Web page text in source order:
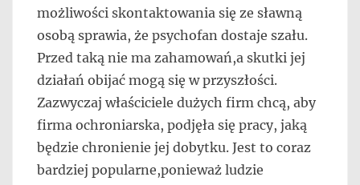
możliwości skontaktowania się ze sławną
osobą sprawia, że psychofan dostaje szału.
Przed taką nie ma zahamowań,a skutki jej
działań obijać mogą się w przyszłości.
Zazwyczaj właściciele dużych firm chcą, aby
firma ochroniarska, podjęła się pracy, jaką
będzie chronienie jej dobytku. Jest to coraz
bardziej popularne,ponieważ ludzie